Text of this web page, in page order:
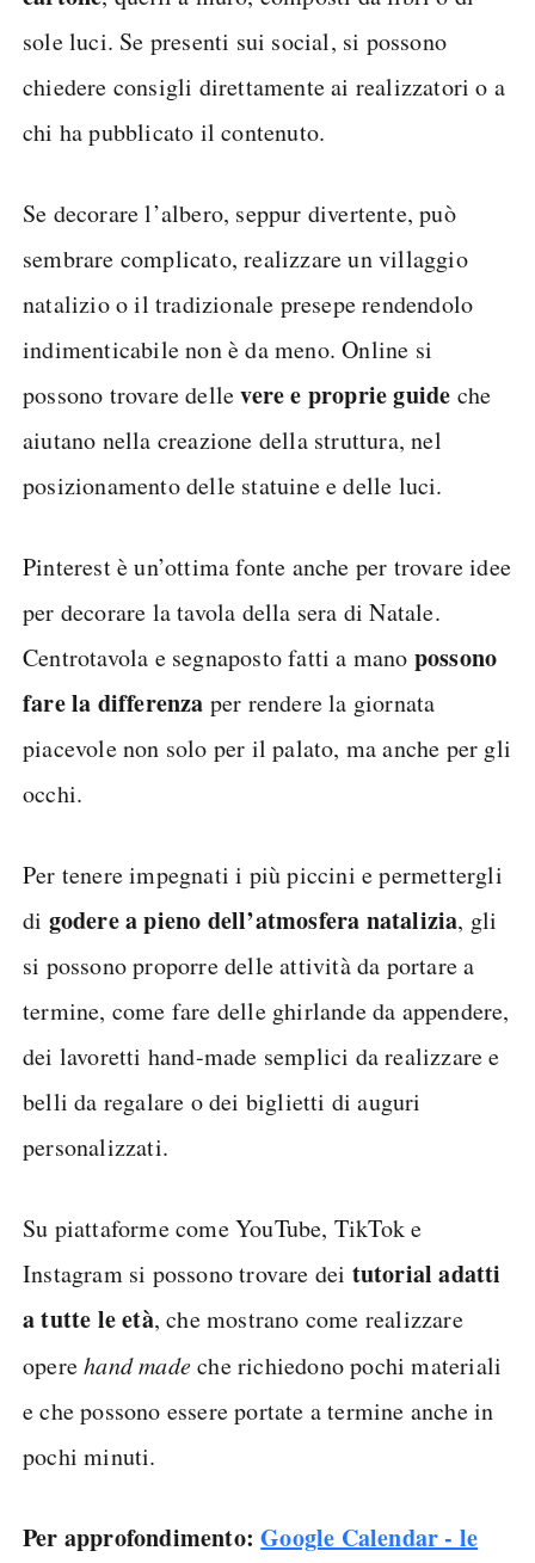
sole luci. Se presenti sui social, si possono
chiedere consigli direttamente ai realizzatori o a
chi ha pubblicato il contenuto.
Se decorare l’albero, seppur divertente, può
sembrare complicato, realizzare un villaggio
natalizio o il tradizionale presepe rendendolo
indimenticabile non è da meno. Online si
possono trovare dellevere e proprie guide che
aiutano nella creazione della struttura, nel
posizionamento delle statuine e delle luci.
Pinterest è un’ottima fonte anche per trovare idee
per decorare la tavola della sera di Natale.
Centrotavola e segnaposto fatti a mano possono
fare la differenza per rendere la giornata
piacevole non solo per il palato, ma anche per gli
occhi.
Per tenere impegnati i più piccini e permettergli
di godere a pieno dell’atmosfera natalizia, gli
si possono proporre delle attività da portare a
termine, come fare delle ghirlande da appendere,
dei lavoretti hand-made semplici da realizzare e
belli da regalare o dei biglietti di auguri
personalizzati.
Su piattaforme come YouTube, TikTok e
Instagram si possono trovare dei tutorial adatti
a tutte le età, che mostrano come realizzare
operehand madeche richiedono pochi materiali
e che possono essere portate a termine anche in
pochi minuti.
Per approfondimento:Google Calendar - le